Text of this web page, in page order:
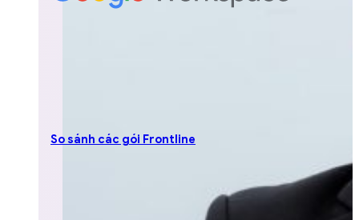
So sánh các gói Frontline